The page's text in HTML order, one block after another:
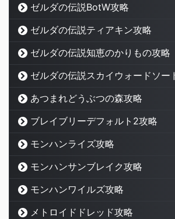
ゼルダの伝説BotW攻略
ゼルダの伝説ティアキン攻略
ゼルダの伝説知恵のかりもの攻略
ゼルダの伝説スカイウォードソー
あつまれどうぶつの森攻略
ブレイブリーデフォルト2攻略
モンハンライズ攻略
モンハンサンブレイク攻略
モンハンワイルズ攻略
メトロイドドレッド攻略